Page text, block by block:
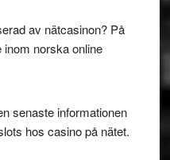
av nätcasinon? På
norska online
senaste informationen
hos casino på nätet.